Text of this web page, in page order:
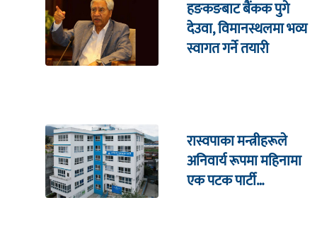
हङकङबाट बैंकक पुगे
देउवा, विमानस्थलमा भव्य
स्वागत गर्ने तयारी
रास्वपाका मन्त्रीहरूले
अनिवार्य रूपमा महिनामा
एक पटक पार्टी